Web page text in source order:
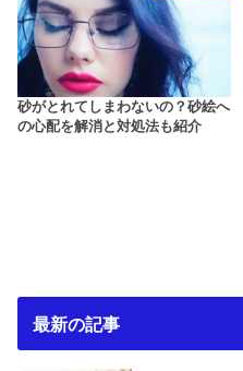
砂がとれてしまわないの？砂絵へ
の心配を解消と対処法も紹介
最新の記事